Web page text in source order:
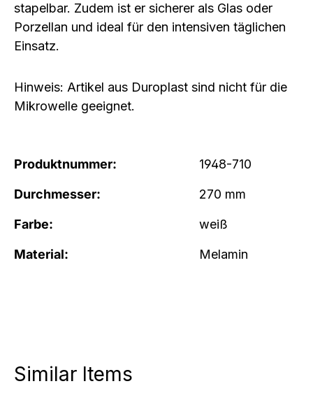
stapelbar. Zudem ist er sicherer als Glas oder
Porzellan und ideal für den intensiven täglichen
Einsatz.
Hinweis: Artikel aus Duroplast sind nicht für die
Mikrowelle geeignet.
Produktnummer: 1948-710
Durchmesser: 270 mm
Farbe: weiß
Material: Melamin
Produktgalerie überspringen
Similar Items